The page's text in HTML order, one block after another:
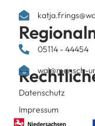
Datenschutz
Impressum
05114 - 44454
wal@mensch-